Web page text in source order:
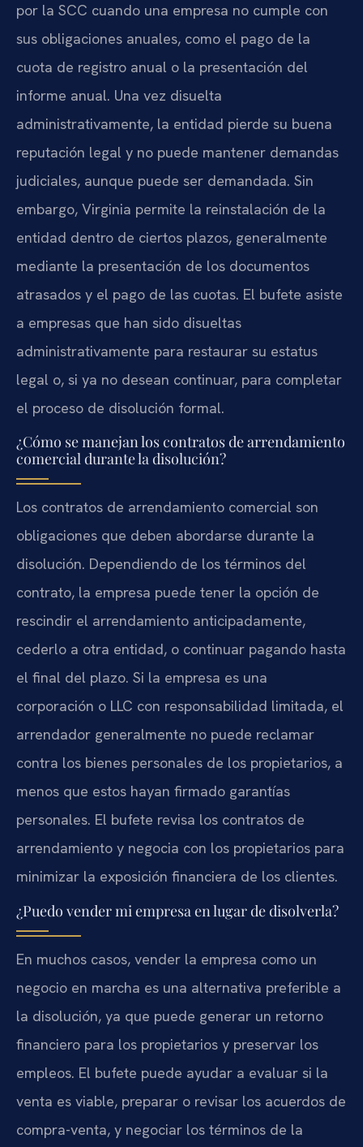
por la SCC cuando una empresa no cumple con
sus obligaciones anuales, como el pago de la
cuota de registro anual o la presentación del
informe anual. Una vez disuelta
administrativamente, la entidad pierde su buena
reputación legal y no puede mantener demandas
judiciales, aunque puede ser demandada. Sin
embargo, Virginia permite la reinstalación de la
entidad dentro de ciertos plazos, generalmente
mediante la presentación de los documentos
atrasados y el pago de las cuotas. El bufete asiste
a empresas que han sido disueltas
administrativamente para restaurar su estatus
legal o, si ya no desean continuar, para completar
el proceso de disolución formal.
¿Cómo se manejan los contratos de arrendamiento
comercial durante la disolución?
Los contratos de arrendamiento comercial son
obligaciones que deben abordarse durante la
disolución. Dependiendo de los términos del
contrato, la empresa puede tener la opción de
rescindir el arrendamiento anticipadamente,
cederlo a otra entidad, o continuar pagando hasta
el final del plazo. Si la empresa es una
corporación o LLC con responsabilidad limitada, el
arrendador generalmente no puede reclamar
contra los bienes personales de los propietarios, a
menos que estos hayan firmado garantías
personales. El bufete revisa los contratos de
arrendamiento y negocia con los propietarios para
minimizar la exposición financiera de los clientes.
¿Puedo vender mi empresa en lugar de disolverla?
En muchos casos, vender la empresa como un
negocio en marcha es una alternativa preferible a
la disolución, ya que puede generar un retorno
financiero para los propietarios y preservar los
empleos. El bufete puede ayudar a evaluar si la
venta es viable, preparar o revisar los acuerdos de
compra-venta, y negociar los términos de la